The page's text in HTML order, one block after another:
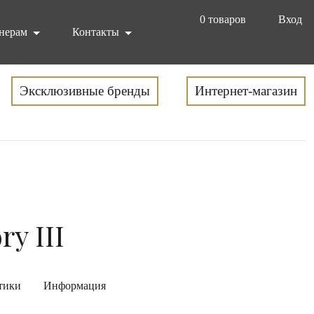
0 товаров
Вход
Контакты
Эксклюзивные бренды Интернет-магазин
III
Информация